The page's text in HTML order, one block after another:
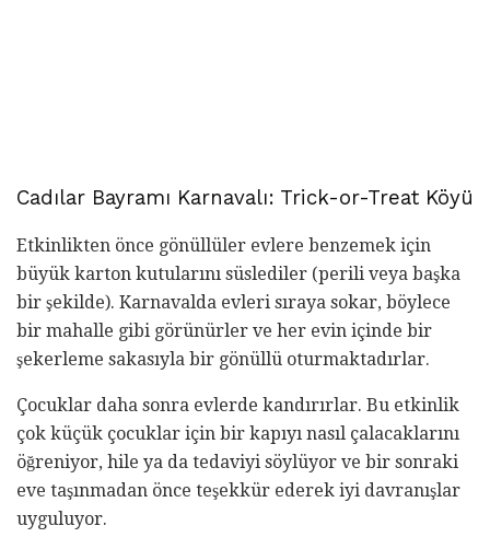
Cadılar Bayramı Karnavalı: Trick-or-Treat Köyü
Etkinlikten önce gönüllüler evlere benzemek için
büyük karton kutularını süslediler (perili veya başka
bir şekilde). Karnavalda evleri sıraya sokar, böylece
bir mahalle gibi görünürler ve her evin içinde bir
şekerleme sakasıyla bir gönüllü oturmaktadırlar.
Çocuklar daha sonra evlerde kandırırlar. Bu etkinlik
çok küçük çocuklar için bir kapıyı nasıl çalacaklarını
öğreniyor, hile ya da tedaviyi söylüyor ve bir sonraki
eve taşınmadan önce teşekkür ederek iyi davranışlar
uyguluyor.